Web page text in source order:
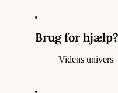
Brug for hjælp?
Videns univers